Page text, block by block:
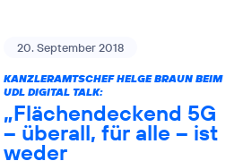
20. September 2018
KANZLERAMTSCHEF HELGE BRAUN BEIM
UDL DIGITAL TALK:
„Flächendeckend 5G
– überall, für alle – ist
weder